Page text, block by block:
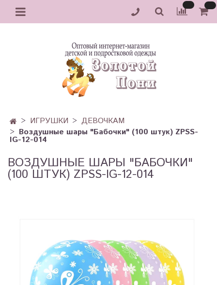
ИГРУШКИ
ДЕВОЧКАМ
Воздушные шары "Бабочки" (100 штук) ZPSS-
IG-12-014
ВОЗДУШНЫЕ ШАРЫ "БАБОЧКИ"
(100 ШТУК) ZPSS-IG-12-014